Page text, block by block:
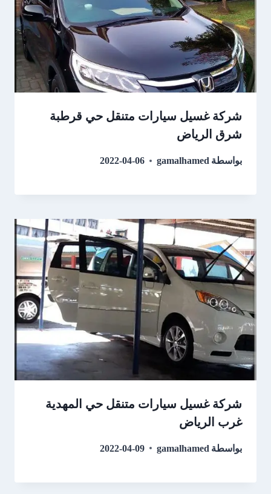
شركة غسيل سيارات متنقل حي قرطبة
شرق الرياض
بواسطة gamalhamed
2022-04-06
شركة غسيل سيارات متنقل حي المهدية
غرب الرياض
بواسطة gamalhamed
2022-04-09